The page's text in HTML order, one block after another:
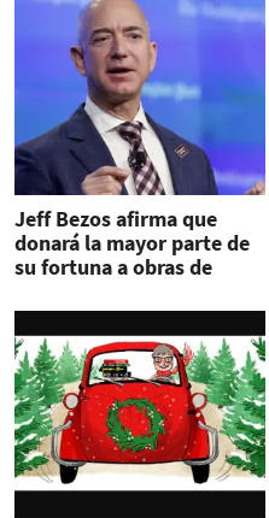
Jeff Bezos afirma que
donará la mayor parte de
su fortuna a obras de